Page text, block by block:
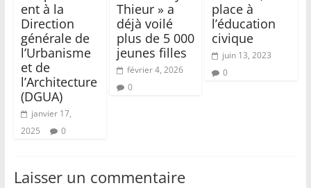
ent à la
Direction
générale de
l’Urbanisme
et de
l’Architecture
(DGUA)
janvier 17,
2025
0
Thieur » a
déjà voilé
plus de 5 000
jeunes filles
février 4, 2026
0
place à
l’éducation
civique
juin 13, 2023
0
Laisser un commentaire